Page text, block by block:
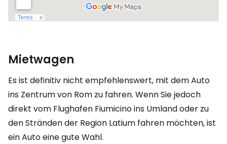
Mietwagen
Es ist definitiv nicht empfehlenswert, mit dem Auto
ins Zentrum von Rom zu fahren. Wenn Sie jedoch
direkt vom Flughafen Fiumicino ins Umland oder zu
den Stränden der Region Latium fahren möchten, ist
ein Auto eine gute Wahl.